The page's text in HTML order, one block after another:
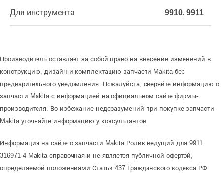
Для инструмента 9910, 9911
Производитель оставляет за собой право на внесение изменений в
конструкцию, дизайн и комплектацию запчасти Makita без
предварительного уведомления. Пожалуйста, сверяйте информацию о
запчасти Makita с информацией на официальном сайте фирмы-
производителя. Во избежание недоразумений при покупке запчасти
Makita уточняйте информацию у консультантов.
Информация на сайте о запчасти Makita Ролик ведущий для 9911
316971-4 Makita справочная и не является публичной офертой,
определяемой положениями Статьи 437 Гражданского кодекса РФ.